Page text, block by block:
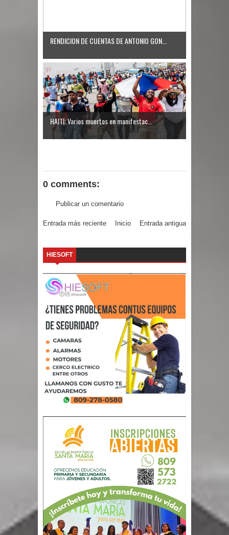
RENDICION DE CUENTAS DE ANTONIO GON...
HAITI: Varios muertos en manifestac...
0 comments:
Publicar un comentario
Entrada más reciente Entrada antigua
Inicio
HIESOFT